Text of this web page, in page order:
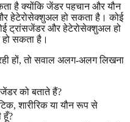
है क्योंकि जेंडर पहचान और यौन
हेटेरोसेक्शुअल हो सकता है। कोई
ट्रांसजेंडर और हेटेरोसेक्शुअल हो
सकता है।
हों, तो सवाल अलग-अलग लिखना
को बताते हैं?
शारीरिक या यौन रूप से
हूँ?